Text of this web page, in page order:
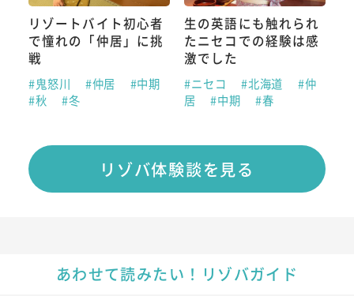
リゾートバイト初心者
で憧れの「仲居」に挑
戦
#鬼怒川 #仲居
#中期
#秋
#冬
生の英語にも触れられ
たニセコでの経験は感
激でした
#ニセコ #北海道
#仲
居
#中期 #春
リゾバ体験談を見る
あわせて読みたい！リゾバガイド